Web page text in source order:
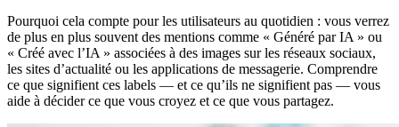
Pourquoi cela compte pour les utilisateurs au quotidien : vous verrez
de plus en plus souvent des mentions comme « Généré par IA » ou
« Créé avec l’IA » associées à des images sur les réseaux sociaux,
les sites d’actualité ou les applications de messagerie. Comprendre
ce que signifient ces labels — et ce qu’ils ne signifient pas — vous
aide à décider ce que vous croyez et ce que vous partagez.